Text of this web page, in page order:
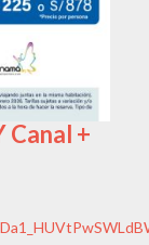
Canal +